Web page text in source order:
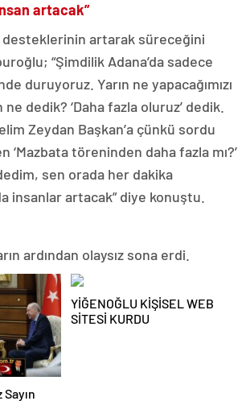
artacak”
desteklerinin artarak süreceğini
“Şimdilik Adana’da sadece
duruyoruz. Yarın ne yapacağımızı
dedik? ‘Daha fazla oluruz’ dedik.
Zeydan Başkan’a çünkü sordu
‘Mazbata töreninden daha fazla mı?’
sen orada her dakika
insanlar artacak” diye konuştu.
ardından olaysız sona erdi.
YİĞENOĞLU KİŞİSEL WEB
SİTESİ KURDU